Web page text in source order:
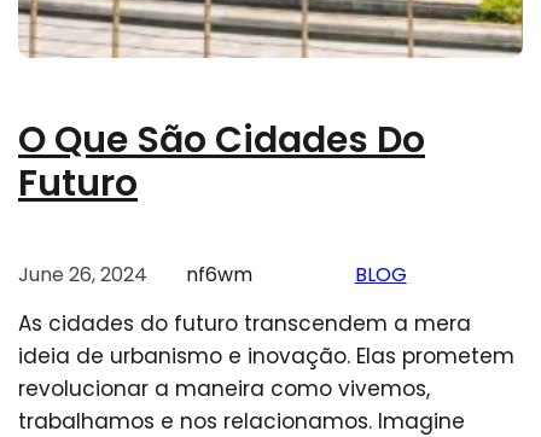
O Que São Cidades Do
Futuro
June 26, 2024 nf6wm BLOG
As cidades do futuro transcendem a mera
ideia de urbanismo e inovação. Elas prometem
revolucionar a maneira como vivemos,
trabalhamos e nos relacionamos. Imagine